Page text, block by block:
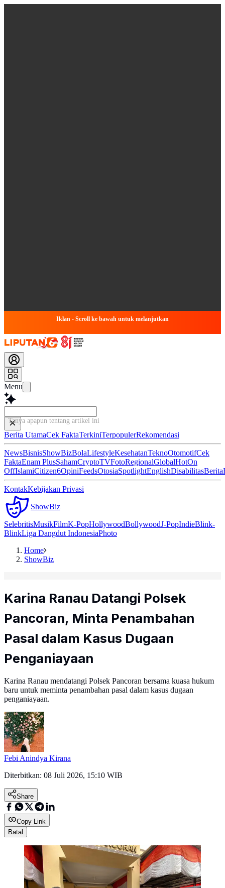
Iklan - Scroll ke bawah untuk melanjutkan
Menu
Tanya apapun tentang artike
Berita UtamaCek FaktaTerkiniTerpopulerRekomendasi
NewsBisnisShowBizBolaLifestyleKesehatanTeknoOtomotifCek
FaktaEnam PlusSahamCryptoTVFotoRegionalGlobalHotOn
OffIslamiCitizen6OpiniFeedsOtosiaSpotlightEnglishDisabilitasBerita
KontakKebijakan Privasi
ShowBiz
SelebritisMusikFilmK-PopHollywoodBollywoodJ-PopIndieBlink-
BlinkLiga Dangdut IndonesiaPhoto
Home
ShowBiz
Karina Ranau Datangi Polsek
Pancoran, Minta Penambahan
Pasal dalam Kasus Dugaan
Penganiayaan
Karina Ranau mendatangi Polsek Pancoran bersama kuasa hukum
baru untuk meminta penambahan pasal dalam kasus dugaan
penganiayaan.
Febi Anindya Kirana
Diterbitkan: 08 Juli 2026, 15:10 WIB
Share
Copy Link
Batal